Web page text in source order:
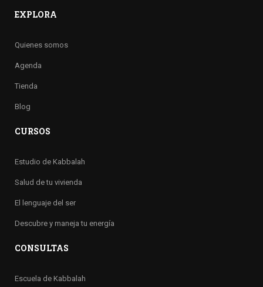
EXPLORA
Quienes somos
Agenda
Tienda
Blog
CURSOS
Estudio de Kabbalah
Salud de tu vivienda
El lenguaje del ser
Descubre y maneja tu energía
CONSULTAS
Escuela de Kabbalah